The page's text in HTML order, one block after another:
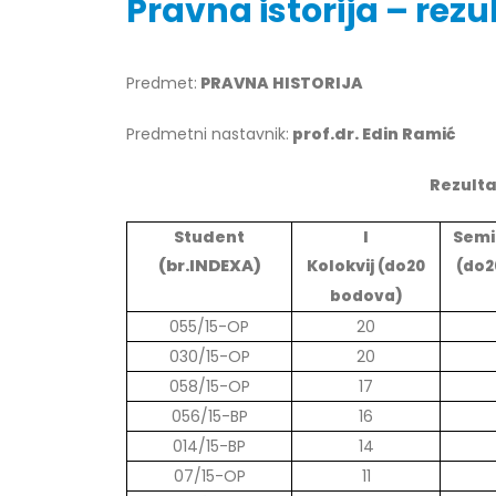
Pravna istorija –
Predmet: PRAVNA HISTORIJA
Predmetni nastavnik: prof.dr. Edin Ramić
Student
(br.INDEXA)
I
Kolokvij (do20
bodova)
055/15-OP 20
030/15-OP
20
058/15-OP
17
056/15-BP
16
014/15-BP
14
07/15-OP
11
godine
godine
30/07/2026
Prof. dr Srđan Marinković – rezultati
29/07/2026
Prof. dr Azijada Beganlić – rezultati
ispita
29/07/2026
24/07/
Prof.
Prof.
22/07/
Prof.
22/07/
Doc.
20/07/